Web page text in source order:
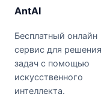
AntAI
Бесплатный онлайн
сервис для решения
задач с помощью
искусственного
интеллекта.